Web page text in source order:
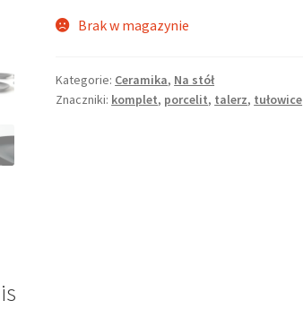
Brak w magazynie
Kategorie: Ceramika, Na stół
Znaczniki: komplet, porcelit, talerz, tułowice